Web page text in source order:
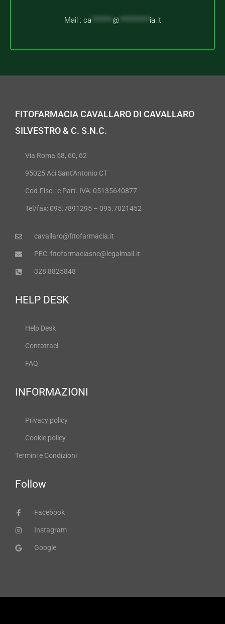
Mail : ca @ ia.it
FITOFARMACIA CAVALLARO DI CAVALLARO
SILVESTRO & C. S.N.C.
Via Roma 58, 60, 62
95025 Aci Sant'Antonio CT
Cod.Fisc.: e Part. IVA: 05135640877
Tel/fax: 095.7891295 – 095.7021452
cavallaro@fitofarmacia.it
PEC: fitofarmaciasnc@legalmail.it
328 8825848
HELP DESK
Help Desk
Contattaci
FAQ
INFORMAZIONI
Privacy policy
Cookie policy
Termini e Condizioni
Follow
Facebook
Instagram
Google